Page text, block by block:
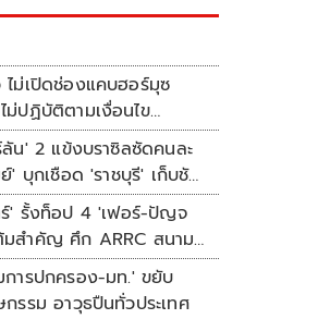
ไม่เปิดช่องแคบฮอร์มุซ
ม่ปฏิบัติตามเงื่อนไข
น' 2 แข้งบราซิลซัดคนละ
' บุกเชือด 'ราชบุรี' เก็บชัย
นัดรวด
' รั้งท็อป 4 'เฟอร์-ปัญจ
มสำคัญ ศึก ARRC สนาม
การปกครอง-มท.' ขยับ
กรรม อาวุธปืนทั่วประเทศ